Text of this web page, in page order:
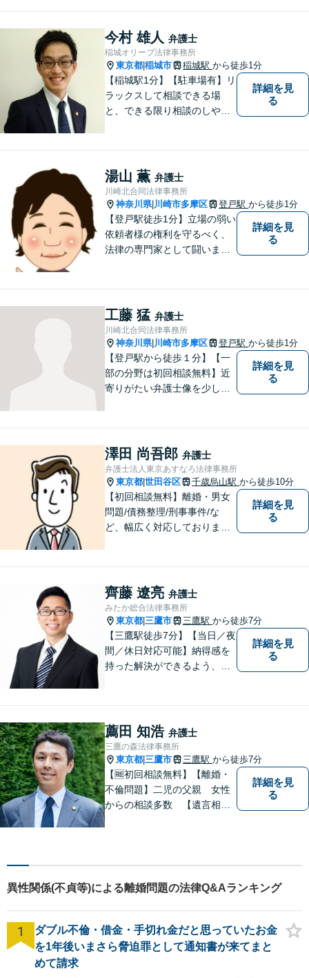
今村 雄人 弁護士
稲城オリーブ法律事務所
東京都 稲城市 稲城駅 から徒歩1分
【稲城駅1分】【駐車場有】リ
ラックスして相談できる場
と、できる限り相談のしやす
ください。 ご相談・ご依頼い
ただいた際には、精一杯サポ
ートいたします。
詳細を見
る
湯山 薫 弁護士
川崎北合同法律事務所
神奈川県| 川崎市多摩区 登戸駅 から徒歩1分
【登戸駅徒歩1分】立場の弱い
依頼者様の権利を守るべく、
法律の専門家として闘いま
件・刑事事件・労働事件な
ど、幅広く対応いたします。
詳細を見
る
工藤 猛 弁護士
川崎北合同法律事務所
神奈川県| 川崎市多摩区 登戸駅 から徒歩1分
【登戸駅から徒歩１分】【一
部の分野は初回相談無料】近
寄りがたい弁護士像を少しで
決が何であるのかを見極め、
誠心誠意、仕事に取り組んで
まいります。
詳細を見
る
澤田 尚吾郎 弁護士
弁護士法人東京あすなろ法律事務所
東京都 世田谷区 千歳烏山駅 から徒歩10分
【初回相談無料】離婚・男女
問題/債務整理/刑事事件/な
ど、幅広く対応しておりま
した弁護活動を行います。
【電話相談可】
詳細を見
る
齊藤 遼亮 弁護士
みたか総合法律事務所
東京都 三鷹市 三鷹駅 から徒歩7分
【三鷹駅徒歩7分】【当日／夜
間／休日対応可能】納得感を
持った解決ができるよう、問
限の努力を尽くしていきま
す。【司法書士資格あり】
【宅建士資格あり】【法テラ
ス利用可能】
詳細を見
る
薦田 知浩 弁護士
三鷹の森法律事務所
東京都 三鷹市 三鷹駅 から徒歩7分
【🆓初回相談無料】【離婚・
不倫問題】二児の父親 女性
からの相談多数 【遺言相
動産や交通事故にも対応【子
連れ相談可】【三鷹駅5分】
詳細を見
る
異性関係(不貞等)による離婚問題の法律Q&Aランキング
1
ダブル不倫・借金・手切れ金だと思っていたお金
を1年後いまさら脅迫罪として通知書が来てまと
めて請求